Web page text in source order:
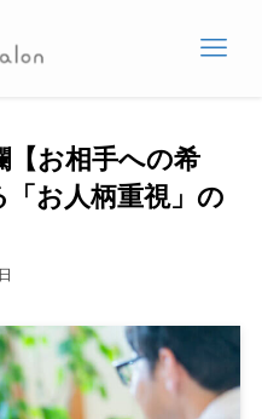
【お相手への希
お人柄重視」の